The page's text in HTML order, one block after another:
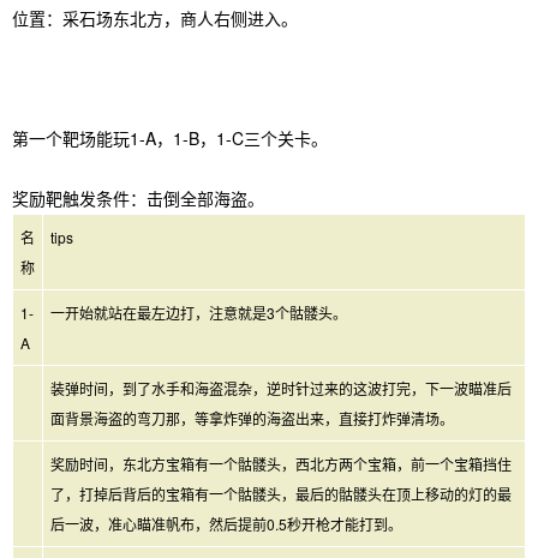
位置：采石场东北方，商人右侧进入。
第一个靶场能玩1-A，1-B，1-C三个关卡。
奖励靶触发条件：击倒全部海盗。
名
称
tips
1-
A
一开始就站在最左边打，注意就是3个骷髅头。
装弹时间，到了水手和海盗混杂，逆时针过来的这波打完，下一波瞄准后
面背景海盗的弯刀那，等拿炸弹的海盗出来，直接打炸弹清场。
奖励时间，东北方宝箱有一个骷髅头，西北方两个宝箱，前一个宝箱挡住
了，打掉后背后的宝箱有一个骷髅头，最后的骷髅头在顶上移动的灯的最
后一波，准心瞄准帆布，然后提前0.5秒开枪才能打到。